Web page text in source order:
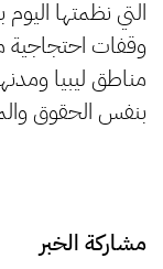
التي نظمتها
وقفات احتجاجية
مناطق ليبيا
بنفس الحقوق
مشاركة الخبر